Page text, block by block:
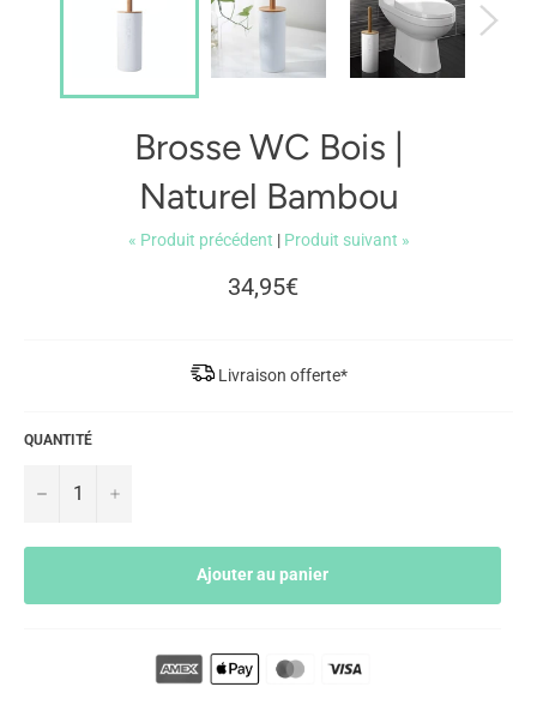
Brosse WC Bois |
Naturel Bambou
« Produit précédent | Produit suivant »
Prix
régulier
34,95€
Livraison offerte*
QUANTITÉ
− +
Ajouter au panier